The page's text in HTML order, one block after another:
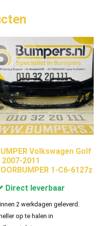
Volkswagen Golf
2007-2011
1-C6-6127z
Direct leverbaar
2 werkdagen geleverd.
op te halen in